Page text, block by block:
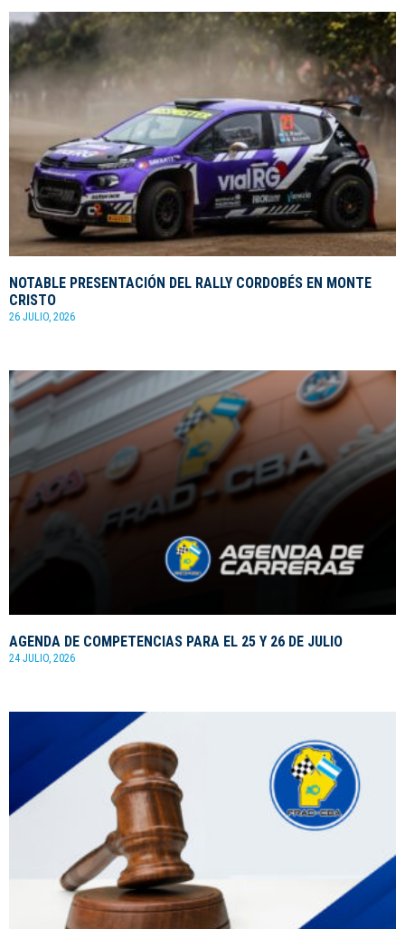
NOTABLE PRESENTACIÓN DEL RALLY CORDOBÉS EN MONTE
CRISTO
26 JULIO, 2026
AGENDA DE COMPETENCIAS PARA EL 25 Y 26 DE JULIO
24 JULIO, 2026